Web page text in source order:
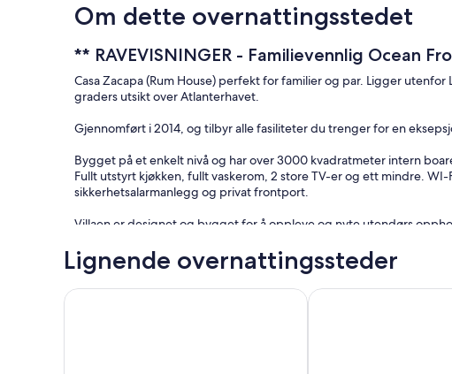
Om dette overnattingsstedet
** RAVEVISNINGER - Familievennlig Ocean
Casa Zacapa (Rum House) perfekt for familier og par. Ligger
graders utsikt over Atlanterhavet.
Gjennomført i 2014, og tilbyr alle fasiliteter du trenger for en
Bygget på et enkelt nivå og har over 3000 kvadratmeter intern
Fullt utstyrt kjøkken, fullt vaskerom, 2 store TV-er og ett mindre.
sikkerhetsalarmanlegg og privat frontport.
Villaen er designet og bygget for å oppleve og nyte utendørs
fra huset.
Når du ikke har lyst til å lage mat, kommer Casa Zacapa med et
kjøretur unna på Sands Resort. Kokkeservice tilgjengelig på
Lignende overnattingssteder
White House beachfront villa at Coral Gardens snorkeling
Populære Beachfront